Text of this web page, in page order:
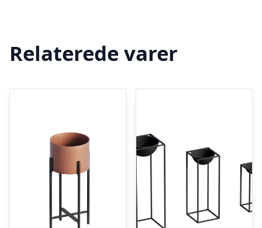
Relaterede varer